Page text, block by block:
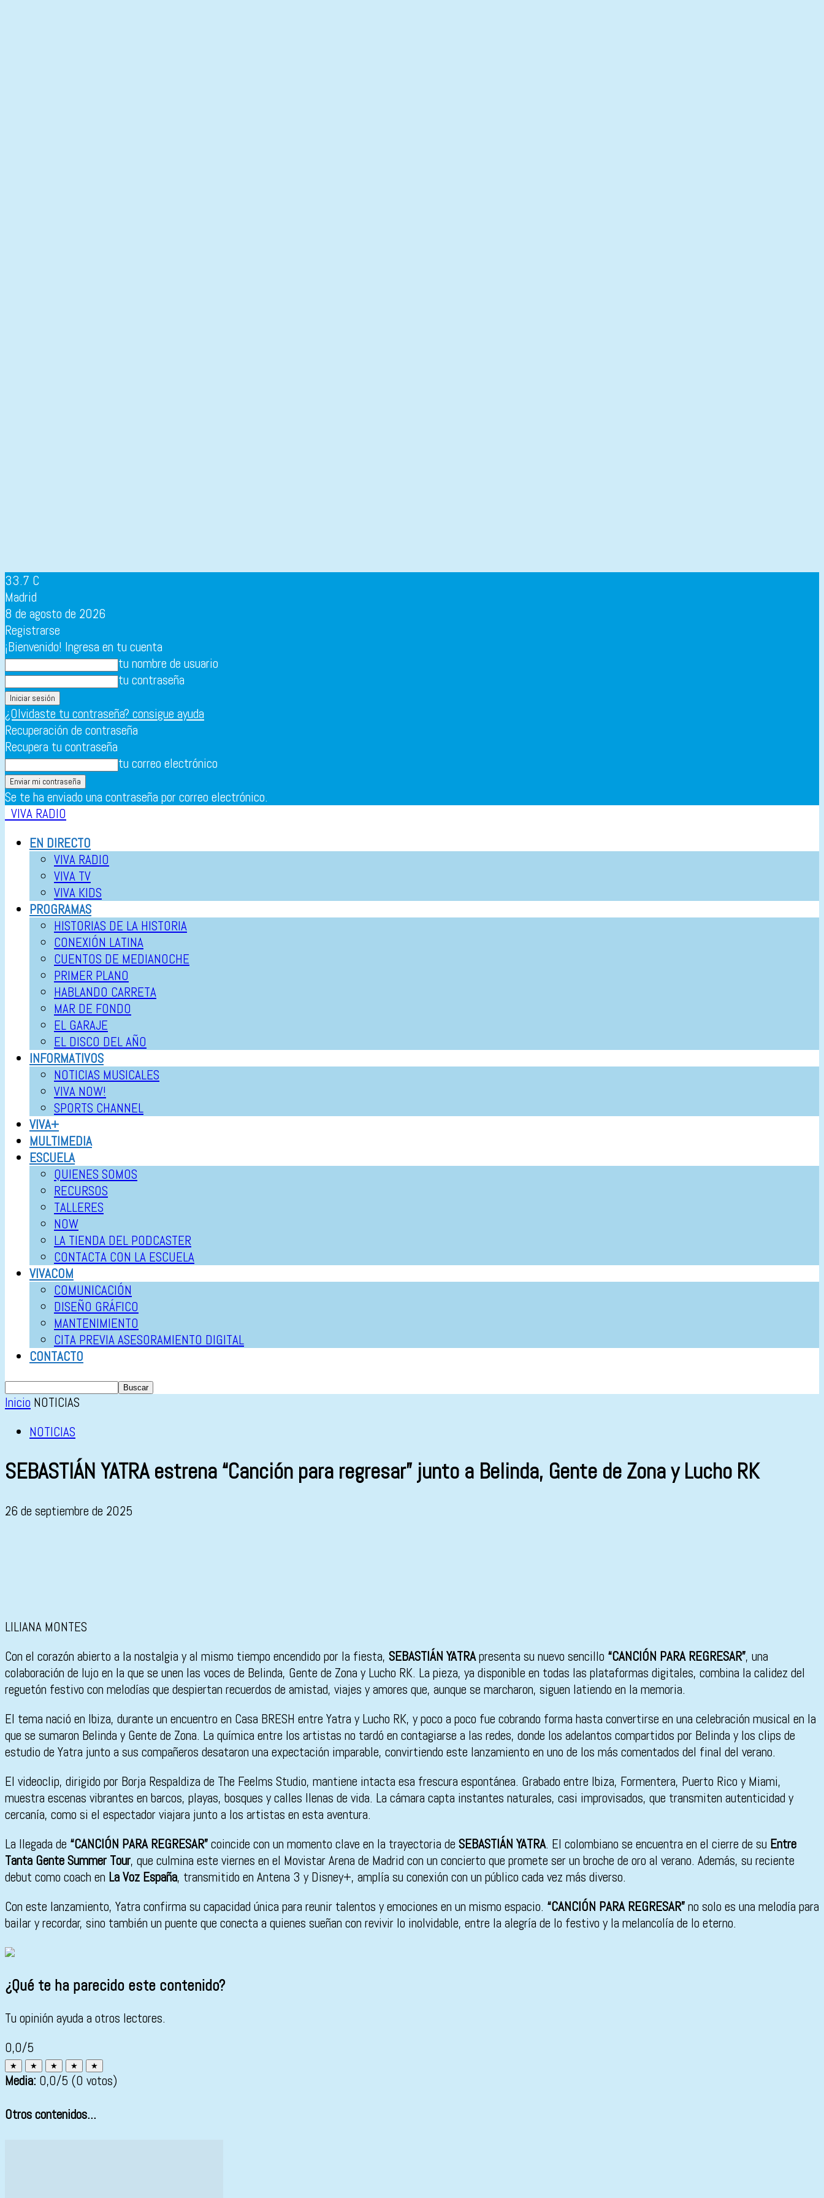
33.7 C
Madrid
8 de agosto de 2026
Registrarse
¡Bienvenido! Ingresa en tu cuenta
tu nombre de usuario
tu contraseña
¿Olvidaste tu contraseña? consigue ayuda
Recuperación de contraseña
Recupera tu contraseña
tu correo electrónico
Se te ha enviado una contraseña por correo electrónico.
VIVA RADIO
EN DIRECTO
VIVA RADIO
VIVA TV
VIVA KIDS
PROGRAMAS
HISTORIAS DE LA HISTORIA
CONEXIÓN LATINA
CUENTOS DE MEDIANOCHE
PRIMER PLANO
HABLANDO CARRETA
MAR DE FONDO
EL GARAJE
EL DISCO DEL AÑO
INFORMATIVOS
NOTICIAS MUSICALES
VIVA NOW!
SPORTS CHANNEL
VIVA+
MULTIMEDIA
ESCUELA
QUIENES SOMOS
RECURSOS
TALLERES
NOW
LA TIENDA DEL PODCASTER
CONTACTA CON LA ESCUELA
VIVACOM
COMUNICACIÓN
DISEÑO GRÁFICO
MANTENIMIENTO
CITA PREVIA ASESORAMIENTO DIGITAL
CONTACTO
Inicio NOTICIAS
NOTICIAS
SEBASTIÁN YATRA estrena “Canción para regresar” junto a Belinda, Gente de Zona y Lucho RK
26 de septiembre de 2025
LILIANA MONTES
Con el corazón abierto a la nostalgia y al mismo tiempo encendido por la fiesta, SEBASTIÁN YATRApresenta su nuevo sencillo “CANCIÓN PARA REGRESAR”, una
colaboración de lujo en la que se unen las voces de Belinda, Gente de Zona y Lucho RK. La pieza, ya disponible en todas las plataformas digitales, combina la calidez del
reguetón festivo con melodías que despiertan recuerdos de amistad, viajes y amores que, aunque se marcharon, siguen latiendo en la memoria.
El tema nació en Ibiza, durante un encuentro en Casa BRESH entre Yatra y Lucho RK, y poco a poco fue cobrando forma hasta convertirse en una celebración musical en la
que se sumaron Belinda y Gente de Zona. La química entre los artistas no tardó en contagiarse a las redes, donde los adelantos compartidos por Belinda y los clips de
estudio de Yatra junto a sus compañeros desataron una expectación imparable, convirtiendo este lanzamiento en uno de los más comentados del final del verano.
El videoclip, dirigido por Borja Respaldiza de The Feelms Studio, mantiene intacta esa frescura espontánea. Grabado entre Ibiza, Formentera, Puerto Rico y Miami,
muestra escenas vibrantes en barcos, playas, bosques y calles llenas de vida. La cámara capta instantes naturales, casi improvisados, que transmiten autenticidad y
cercanía, como si el espectador viajara junto a los artistas en esta aventura.
La llegada de “CANCIÓN PARA REGRESAR”coincide con un momento clave en la trayectoria de SEBASTIÁN YATRA. El colombiano se encuentra en el cierre de su Entre
Tanta Gente Summer Tour, que culmina este viernes en el Movistar Arena de Madrid con un concierto que promete ser un broche de oro al verano. Además, su reciente
debut como coach en La Voz España, transmitido en Antena 3 y Disney+, amplía su conexión con un público cada vez más diverso.
Con este lanzamiento, Yatra confirma su capacidad única para reunir talentos y emociones en un mismo espacio. “CANCIÓN PARA REGRESAR”no solo es una melodía para
bailar y recordar, sino también un puente que conecta a quienes sueñan con revivir lo inolvidable, entre la alegría de lo festivo y la melancolía de lo eterno.
¿Qué te ha parecido este contenido?
Tu opinión ayuda a otros lectores.
0,0/5
★ ★ ★ ★ ★
Media: 0,0/5 (0 votos)
Otros contenidos...